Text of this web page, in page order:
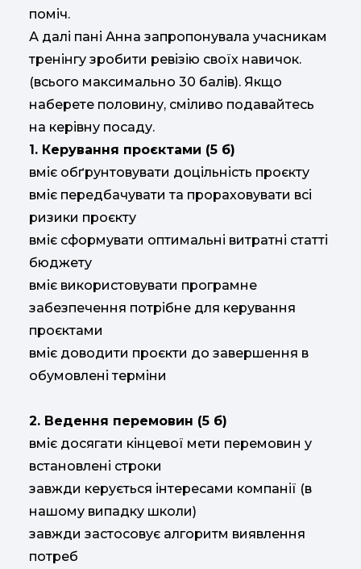
поміч.
А далі пані Анна запропонувала учасникам
тренінгу зробити ревізію своїх навичок.
(всього максимально 30 балів). Якщо
наберете половину, сміливо подавайтесь
на керівну посаду.
1. Керування проєктами (5 б)
вміє обґрунтовувати доцільність проєкту
вміє передбачувати та прораховувати всі
ризики проєкту
вміє сформувати оптимальні витратні статті
бюджету
вміє використовувати програмне
забезпечення потрібне для керування
проєктами
вміє доводити проєкти до завершення в
обумовлені терміни
2. Ведення перемовин (5 б)
вміє досягати кінцевої мети перемовин у
встановлені строки
завжди керується інтересами компанії (в
нашому випадку школи)
завжди застосовує алгоритм виявлення
потреб